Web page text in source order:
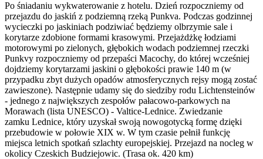
Po śniadaniu wykwaterowanie z hotelu. Dzień rozpoczniemy od
przejazdu do jaskiń z podziemną rzeką Punkva. Podczas godzinnej
wycieczki po jaskiniach podziwiać będziemy olbrzymie sale i
korytarze zdobione formami krasowymi. Przejażdżkę łodziami
motorowymi po zielonych, głębokich wodach podziemnej rzeczki
Punkvy rozpoczniemy od przepaści Macochy, do której wcześniej
dojdziemy korytarzami jaskini o głębokości prawie 140 m (w
przypadku zbyt dużych opadów atmosferycznych rejsy mogą zostać
zawieszone). Następnie udamy się do siedziby rodu Lichtensteinów
- jednego z największych zespołów pałacowo-parkowych na
Morawach (lista UNESCO) - Valtice-Lednice. Zwiedzanie
zamku Lednice, który uzyskał swoją nowogotycką formę dzięki
przebudowie w połowie XIX w. W tym czasie pełnił funkcję
miejsca letnich spotkań szlachty europejskiej. Przejazd na nocleg w
okolicy Czeskich Budziejowic. (Trasa ok. 420 km)